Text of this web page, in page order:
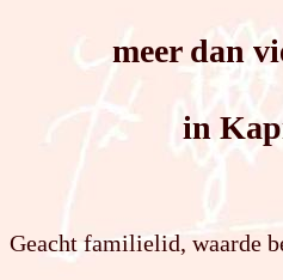
meer dan
in
Geacht familielid, waarde